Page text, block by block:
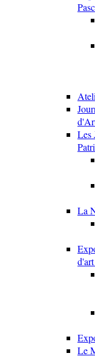
Les
La
Le